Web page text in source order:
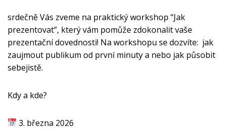
srdečně Vás zveme na praktický workshop “Jak
prezentovat”, který vám pomůže zdokonalit vaše
prezentační dovednosti! Na workshopu se dozvíte: jak
zaujmout publikum od první minuty a nebo jak působit
sebejistě.
Kdy a kde?
3. března 2026